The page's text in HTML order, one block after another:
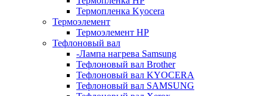
Термопленка Kyocera
Термоэлемент
Термоэлемент НР
Тефлоновый вал
-Лампа нагрева Samsung
Тефлоновый вал Brother
Тефлоновый вал KYOCERA
Тефлоновый вал SAMSUNG